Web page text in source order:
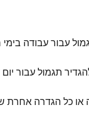
עבור עבודה בימי
תגמול עבור